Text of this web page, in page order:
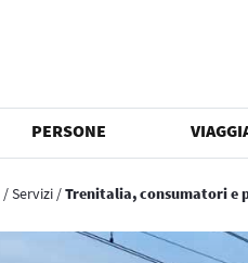
PERSONE
/Servizi /Trenitalia, consumatori e